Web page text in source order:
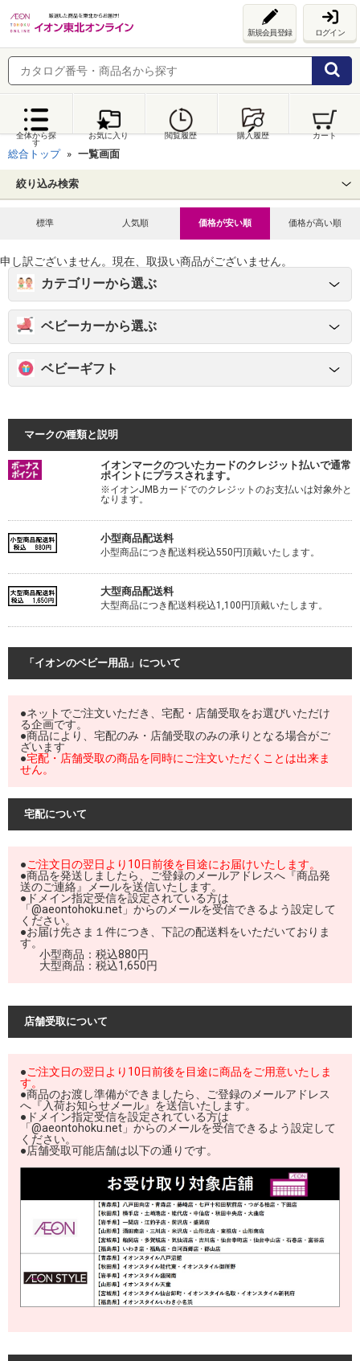
新規会員登録 ログイン
全体から探
す
お気に入り 閲覧履歴 購入履歴 カート
総合トップ 一覧画面
絞り込み検索
標準 人気順 価格が安い順 価格が高い順
申し訳ございません。現在、取扱い商品がございません。
カテゴリーから選ぶ
ベビーカーから選ぶ
ベビーギフト
マークの種類と説明
イオンマークのついたカードのクレジット払いで通常
ポイントにプラスされます。
※イオンJMBカードでのクレジットのお支払いは対象外と
なります。
小型商品配送料
小型商品につき配送料税込550円頂戴いたします。
大型商品配送料
大型商品につき配送料税込1,100円頂戴いたします。
「イオンのベビー用品」について
●ネットでご注文いただき、宅配・店舗受取をお選びいただけ
る企画です。
●商品により、宅配のみ・店舗受取のみの承りとなる場合がご
ざいます
●宅配・店舗受取の商品を同時にご注文いただくことは出来ま
せん。
宅配について
●ご注文日の翌日より10日前後を目途にお届けいたします。
●商品を発送しましたら、ご登録のメールアドレスへ『商品発
送のご連絡』メールを送信いたします。
●ドメイン指定受信を設定されている方は
「@aeontohoku.net」からのメールを受信できるよう設定して
ください。
●お届け先さま１件につき、下記の配送料をいただいておりま
す。
店舗受取について
●ご注文日の翌日より10日前後を目途に商品をご用意いたしま
す。
●商品のお渡し準備ができましたら、ご登録のメールアドレス
へ『入荷お知らせメール』を送信いたします。
●ドメイン指定受信を設定されている方は
「@aeontohoku.net」からのメールを受信できるよう設定して
ください。
●店舗受取可能店舗は以下の通りです。